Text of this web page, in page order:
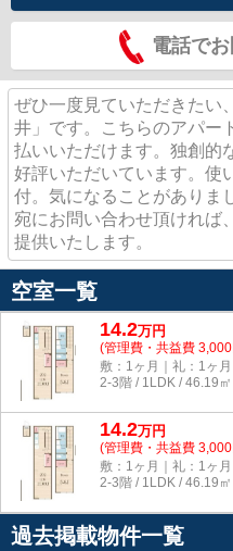
電話で
ぜひ一度見ていただきたい
井」です。こちらのアパー
払いいただけます。独創的
好評いただいています。使
付。気になることがありま
宛にお問い合わせ頂ければ
提供いたします。
空室一覧
14.2万円
(管理費・共益費
敷：1ヶ月｜礼：1ヶ月
2-3階 / 1LDK / 46.19㎡
14.2万円
(管理費・共益費
敷：1ヶ月｜礼：1ヶ月
2-3階 / 1LDK / 46.19㎡
過去掲載物件一覧